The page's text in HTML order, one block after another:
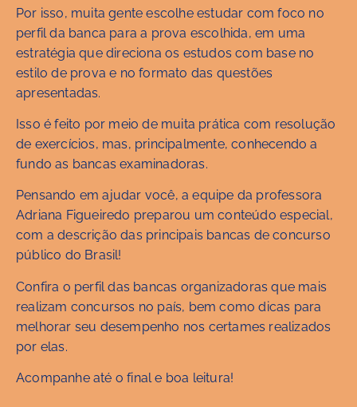
Por isso, muita gente escolhe estudar com foco no
perfil da banca para a prova escolhida, em uma
estratégia que direciona os estudos com base no
estilo de prova e no formato das questões
apresentadas.
Isso é feito por meio de muita prática com resolução
de exercícios, mas, principalmente, conhecendo a
fundo as bancas examinadoras.
Pensando em ajudar você, a equipe da professora
Adriana Figueiredo preparou um conteúdo especial,
com a descrição das principais bancas de concurso
público do Brasil!
Confira o perfil das bancas organizadoras que mais
realizam concursos no país, bem como dicas para
melhorar seu desempenho nos certames realizados
por elas.
Acompanhe até o final e boa leitura!